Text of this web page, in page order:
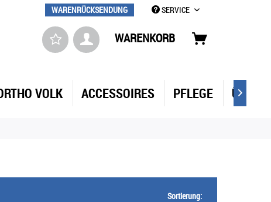
WARENRÜCKSENDUNG SERVICE
WARENKORB
VOLK ACCESSOIRES PFLEGE ÜBER

Sortierung: